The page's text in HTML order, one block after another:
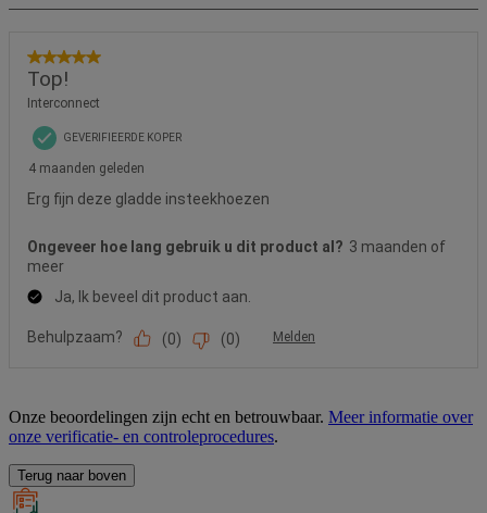
Onze beoordelingen zijn echt en betrouwbaar. Meer informatie over
onze verificatie- en controleprocedures.
Terug naar boven